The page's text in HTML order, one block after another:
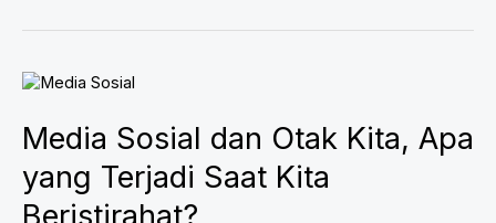
Air
Dibanding
Media Sosial dan Otak Kita, Apa
yang Terjadi Saat Kita